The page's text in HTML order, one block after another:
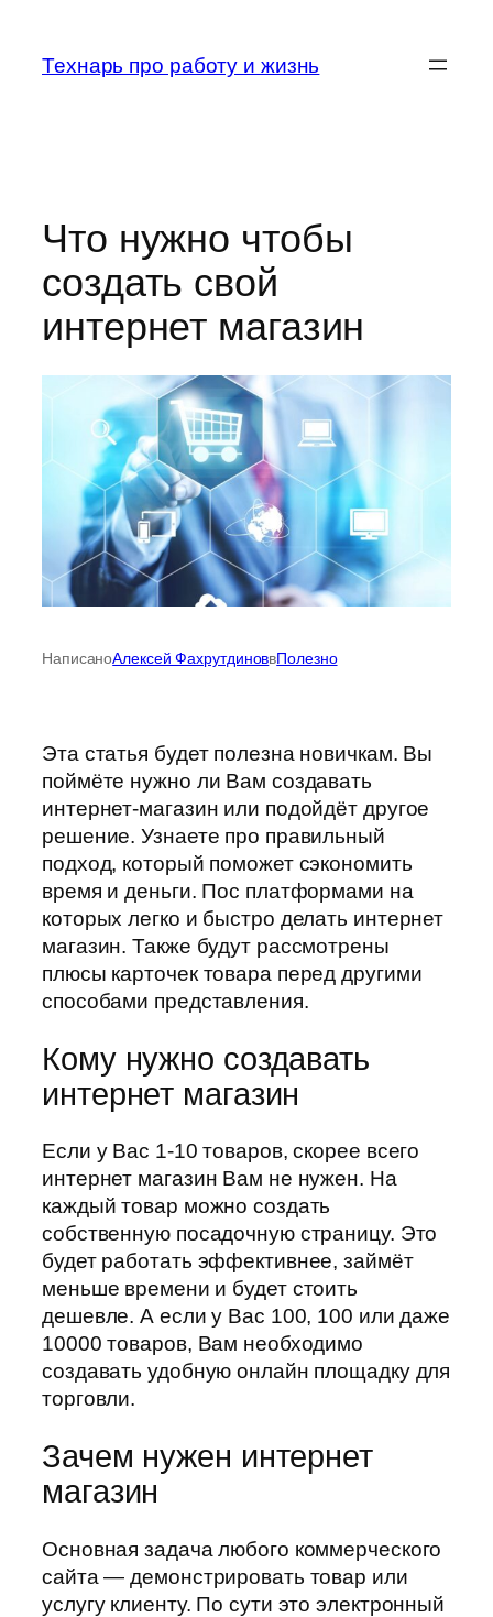
содержимому
Технарь про работу и жизнь
Что нужно чтобы
создать свой
интернет магазин
НаписаноАлексей ФахрутдиноввПолезно
Эта статья будет полезна новичкам. Вы
поймёте нужно ли Вам создавать
интернет-магазин или подойдёт другое
решение. Узнаете про правильный
подход, который поможет сэкономить
время и деньги. Пос платформами на
которых легко и быстро делать интернет
магазин. Также будут рассмотрены
плюсы карточек товара перед другими
способами представления.
Кому нужно создавать
интернет магазин
Если у Вас 1-10 товаров, скорее всего
интернет магазин Вам не нужен. На
каждый товар можно создать
собственную посадочную страницу. Это
будет работать эффективнее, займёт
меньше времени и будет стоить
дешевле. А если у Вас 100, 100 или даже
10000 товаров, Вам необходимо
создавать удобную онлайн площадку для
торговли.
Зачем нужен интернет
магазин
Основная задача любого коммерческого
сайта — демонстрировать товар или
услугу клиенту. По сути это электронный